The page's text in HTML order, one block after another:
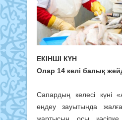
ЕКІНШІ КҮН
Олар 14 келі балық
Сапардың келесі күні
өңдеу зауытында